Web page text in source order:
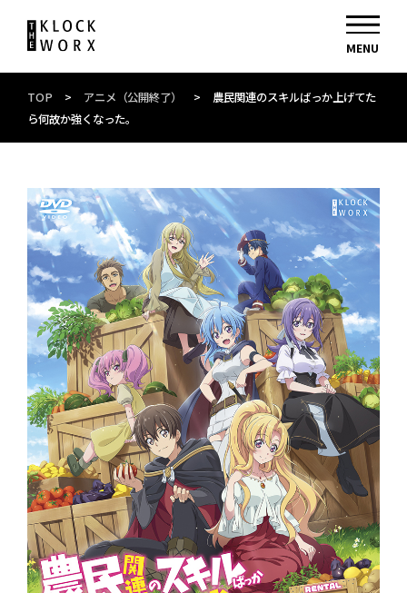
TOP > アニメ（公開終了） >
農民関連のスキルばっか上げてた
ら何故か強くなった。